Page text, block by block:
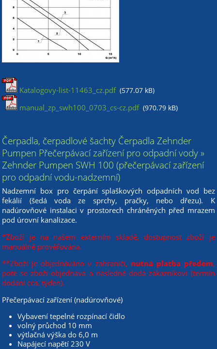
Katalogovy-list-11463_cz.pdf (577.07 kB)
manual_zp_swh100_0703_cs-cz.pdf (970.79 kB)
Čerpadla, čerpadlové šachty Čerpadla Zehnder
Pumpen Přečerpávací zařízení pro odpadní vody »
Zehnder Pumpen SWH 100 (přečerpávací zařízení
pro odpadní vodu-nadzemní)
Nadzemní box pro čerpání splaškových odpadních vod bez
fekálií (šedá voda ze sprchy, pračky, nebo dřezu). K
nadúrovňové instalaci v prostorech chráněných před mrazem
pod úrovní kanalizace.
*Zboží je na našem externím skladě, dostupnost zboží je
manuálně prověřována.
**Zboží je objednáváno v zahraničí, nutná platba předem,
poté se zboží objednává a následně dodá zákazníkovi (termín
dodání cca. týden).
Přečerpávací zařízení (nadúrovňové)
Vybavení tepelné rozpínací čidlo
volný průchod 10 mm
výtlačná výška do 6,0 m
Napájecí napětí 230 V